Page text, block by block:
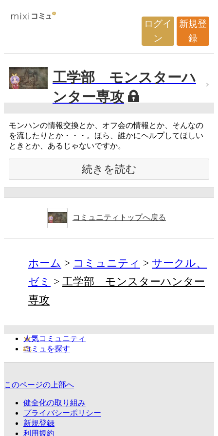
ログイ
ン
新規登
録
工学部 モンスターハ
ンター専攻
モンハンの情報交換とか、オフ会の情報とか、そんなの
を流したりとか・・・。ほら、誰かにヘルプしてほしい
ときとか、あるじゃないですか。
続きを読む
コミュニティトップへ戻る
ホーム コミュニティ
サークル、
ゼミ
工学部 モンスターハンター
専攻
人気コミュニティ
コミュを探す
このページの上部へ
健全化の取り組み
プライバシーポリシー
新規登録
利用規約